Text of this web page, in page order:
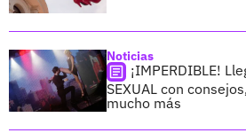
Noticias
¡IMPERDIBLE!
SEXUAL con
mucho más